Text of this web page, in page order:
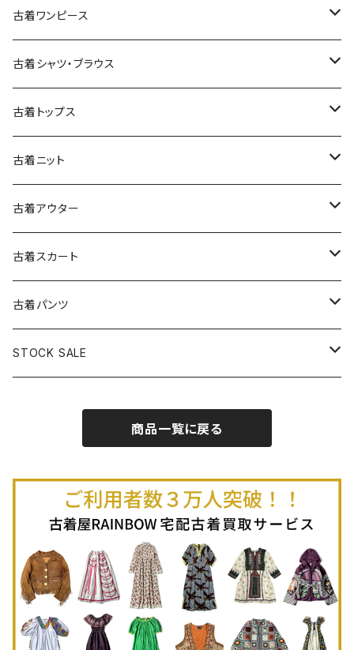
古着ワンピース
古着長袖ワンピース
古着半袖ワンピース
古着ノースリーブワンピース
古着キャミソールワンピース
古着ベアトップワンピース
古着オールインワン
古着オーバーオール
古着シャツ・ブラウス
古着長袖シャツ・ブラウス
古着半袖シャツ・ブラウス
古着ノースリーブシャツ・ブラウス
古着トップス
古着スウェット&パーカー
古着スウェット
古着パーカー
古着プルオーバー
古着長袖プルオーバー
古着半袖プルオーバー
古着Ｔシャツ
古着長袖Ｔシャツ
古着半袖Ｔシャツ
古着ベスト
古着キャミソール
古着ポロシャツ
古着長袖ポロシャツ
古着スウェット
古着パーカー
古着タンクトップ
古着ニット
古着セーター
古着カーディガン
古着半袖ニット
古着ニットアウター
古着アウター
古着ライトジャケット
古着ライトコート
古着ヘビージャケット
古着羽織り
古着スカート
古着ロング丈スカート (丈76cm-)
古着膝丈スカート (丈56-75cm)
古着ミニ丈スカート (丈56-75cm)
古着パンツ
古着ロング丈パンツ
STOCK SALE
Autumn / Winter
商品一覧に戻る